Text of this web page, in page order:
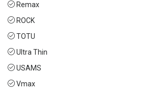
Remax
ROCK
TOTU
Ultra Thin
USAMS
Vmax